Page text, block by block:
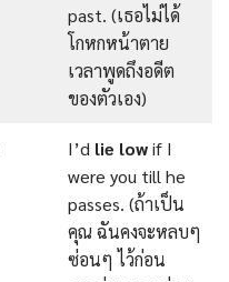
past. (เธอไม่ได้
โกหกหน้าตาย
เวลาพูดถึงอดีต
ของตัวเอง)
I’d lie lowif I
were you till he
passes. (ถ้าเป็น
คุณ ฉันคงจะหลบๆ
ซ่อนๆ ไว้ก่อน